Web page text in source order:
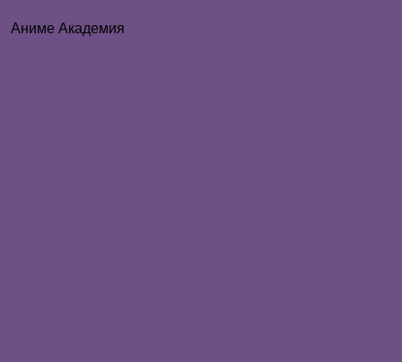
Аниме Академия